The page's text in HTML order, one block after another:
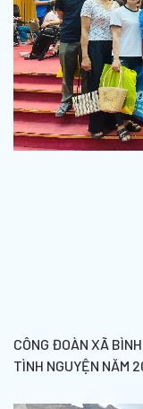
CÔNG ĐOÀN XÃ
TÌNH NGUYỆN NĂM